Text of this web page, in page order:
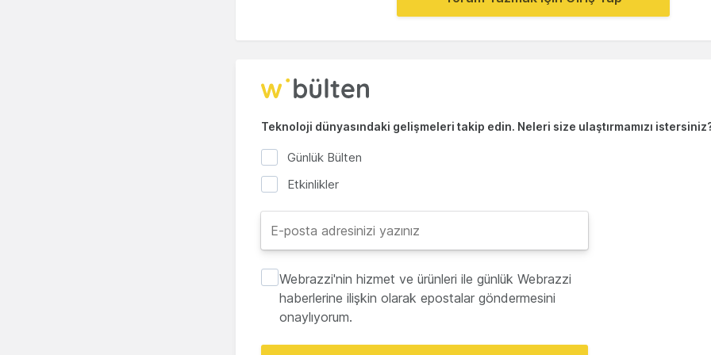
Teknoloji dünyasındaki gelişmeleri takip edin. Neleri size ulaştırmamızı
Günlük Bülten
Etkinlikler
Webrazzi'nin hizmet ve ürünleri ile günlük Webrazzi
haberlerine ilişkin olarak epostalar göndermesini
onaylıyorum.